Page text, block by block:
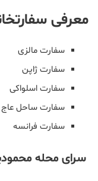
معرفی
سفارت مالزی
سفارت ژاپن
سفارت اسلواکی
سفارت ساحل عاج
سفارت فرانسه
سرای محله